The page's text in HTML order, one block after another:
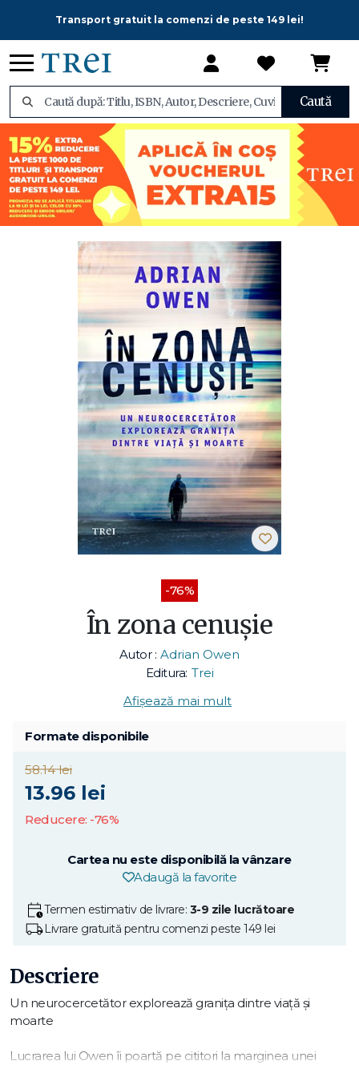
Transport gratuit la comenzi de peste 149 lei!
Caută
-76%
În zona cenușie
Autor : Adrian Owen
Editura: Trei
Afișează mai mult
Formate disponibile
58.14 lei
13.96 lei
Reducere: -76%
Cartea nu este disponibilă la vânzare
Adaugă la favorite
Termen estimativ de livrare: 3-9 zile lucrătoare
Livrare gratuită pentru comenzi peste 149 lei
Descriere
Un neurocercetător explorează granița dintre viață și
moarte
Lucrarea lui Owen îi poartă pe cititori la marginea unei